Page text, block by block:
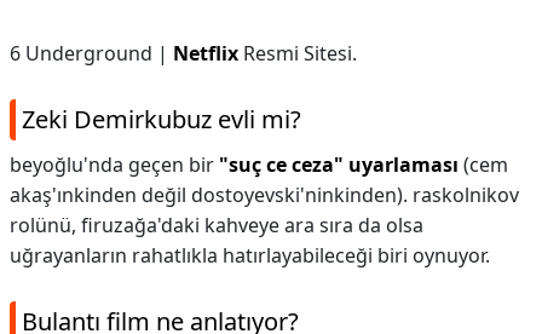
6 Underground | Netflix Resmi Sitesi.
Zeki Demirkubuz evli mi?
beyoğlu'nda geçen bir "suç ce ceza" uyarlaması (cem
akaş'ınkinden değil dostoyevski'ninkinden). raskolnikov
rolünü, firuzağa'daki kahveye ara sıra da olsa
uğrayanların rahatlıkla hatırlayabileceği biri oynuyor.
Bulantı film ne anlatıyor?